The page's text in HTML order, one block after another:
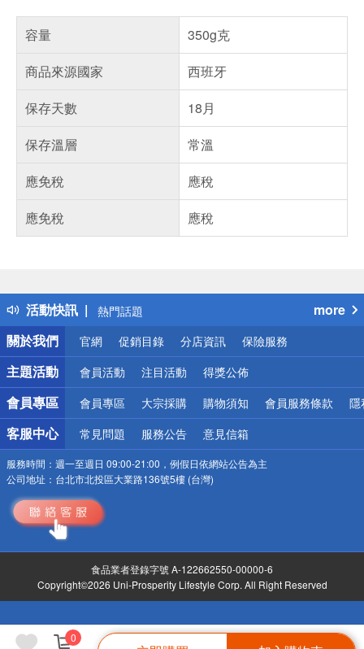
0
容量
350g克
商品來源國家
西班牙
保存天數
18月
保存溫層
常溫
應免稅
應稅
應免稅
應稅
活動快訊
得獎公告
熱門話題
銀行優惠
偏遠地區配送
詐騙網頁！請小心！
more
關於我們
官網 促銷目錄 分店資訊 保險服務
主題活動 會員活動 注目活動 得獎公佈
會員專區 會員專區 大宗採購 購物須知 會員服務條款 隱
客服中心 常見問題 服務公告 意見信箱
服務時間： 週一至週日 09:00-21:00，例假日依網站公告為主
公司地址： 台北市北投區大業路136號5樓 (台灣)
食品業者登錄字號 A-122662550-00000-6
Copyright©2026 Uni-Prosperity Lifestyle Corp. All Right Reserved